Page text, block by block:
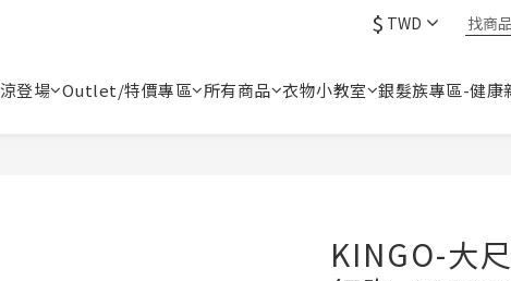
$ TWD
登場 Outlet/特價專區 所有商品 衣物小教室 銀髮族專區-健康
KINGO-大